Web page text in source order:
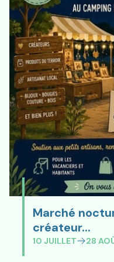
Marché
créateur...
10 JUILLET 28